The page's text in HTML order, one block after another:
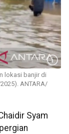
lokasi banjir di
ANTARA/
Syam